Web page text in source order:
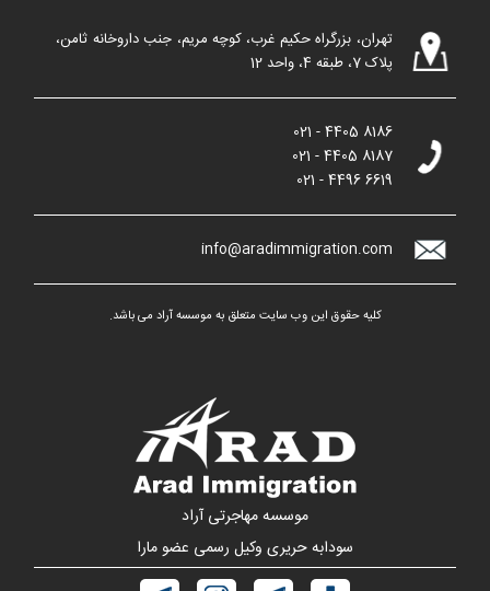
تهران، بزرگراه حکیم غرب، کوچه مریم، جنب داروخانه ثامن،
پلاک 7، طبقه 4، واحد 12
021 - 4405 8186
021 - 4405 8187
021 - 4496 6619
info@aradimmigration.com
کلیه حقوق این وب سایت متعلق به موسسه آراد می باشد.
موسسه مهاجرتی آراد
سودابه حریری وکیل رسمی عضو مارا